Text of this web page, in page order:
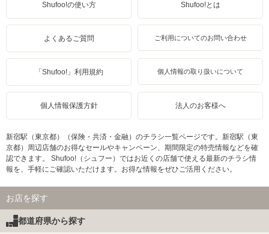
Shufoo!の使い方 Shufoo!とは
よくあるご質問 ご利用についてのお問い合わせ
「Shufoo!」利用規約 個人情報の取り扱いについて
個人情報保護方針 法人のお客様へ
新宿駅（東京都）（保険・共済・金融）のチラシ一覧ページです。新宿駅（東
京都）周辺店舗のお得なセールやキャンペーン、期間限定の特売情報などを確
認できます。 Shufoo!（シュフー）ではお近くの店舗で使える最新のチラシ情
報を、手軽にご確認いただけます。お得な情報をぜひご活用ください。
お店を探す
都道府県から探す